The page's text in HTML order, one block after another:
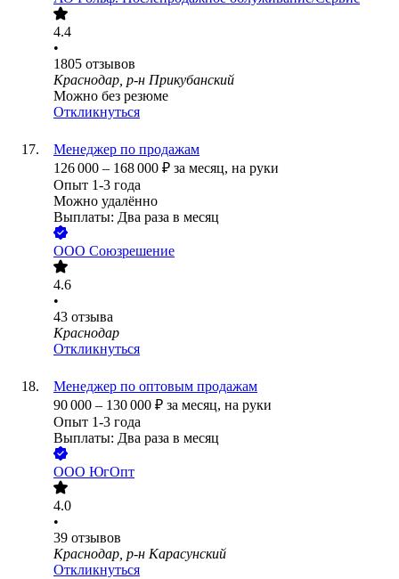
4.4
•
1805 отзывов
Краснодар, р-н Прикубанский
Можно без резюме
Откликнуться
Менеджер по продажам
126 000 – 168 000 ₽ за месяц, на руки
Опыт 1-3 года
Можно удалённо
Выплаты: Два раза в месяц
ООО Союзрешение
4.6
•
43 отзыва
Краснодар
Откликнуться
Менеджер по оптовым продажам
90 000 – 130 000 ₽ за месяц, на руки
Опыт 1-3 года
Выплаты: Два раза в месяц
ООО ЮгОпт
4.0
•
39 отзывов
Краснодар, р-н Карасунский
Откликнуться